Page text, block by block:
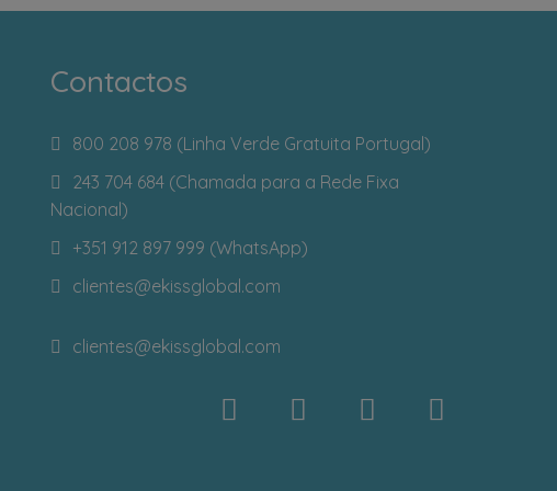
Contactos
800 208 978 (Linha Verde Gratuita Portugal)
243 704 684 (Chamada para a Rede Fixa
Nacional)
+351 912 897 999 (WhatsApp)
clientes@ekissglobal.com
clientes@ekissglobal.com